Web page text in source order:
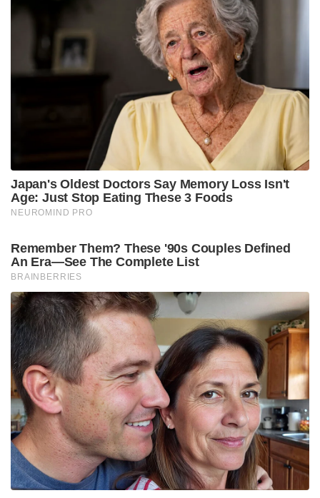
‘ഇസ്ലാമിക് നാറ്റോ’!; പാകിസ്താനും സൗദിയും
തുർക്കിയും കൈകോർത്ത് സൈനിക സഖ്യം
രൂപീകരിക്കുന്നു!’: ഒപ്പുവെക്കാൻ വൻ കരാർ
binoy viswam rahul gandhi